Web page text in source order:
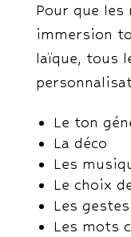
Pour que les
immersion
laïque, tous
Le ton
La déco
Les
Le choix
Les
Les mots